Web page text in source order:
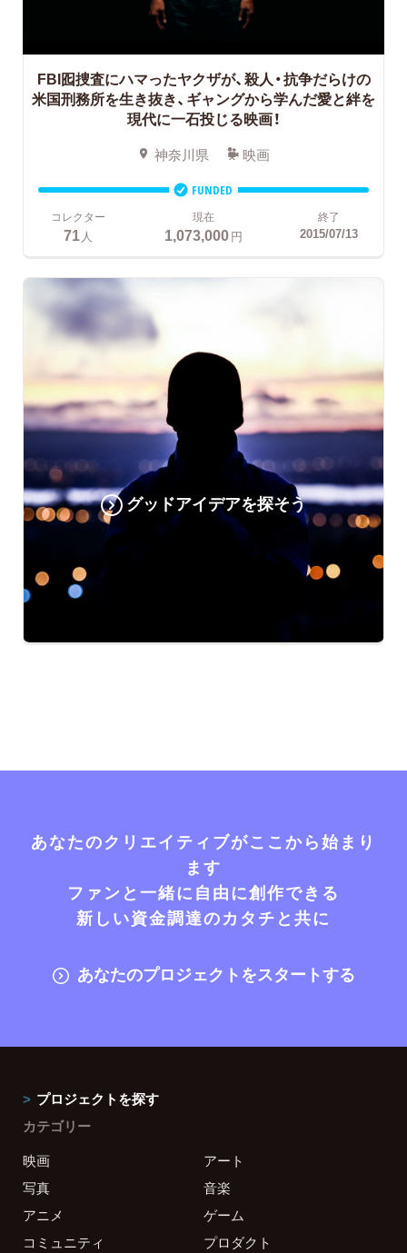
FBI囮捜査にハマったヤクザが、殺人・抗争だらけの
米国刑務所を生き抜き、ギャングから学んだ愛と絆を
現代に一石投じる映画！
神奈川県 映画
FUNDED
コレクター
71人
現在
1,073,000円
終了
2015/07/13
グッドアイデアを探そう
あなたのクリエイティブがここから始まり
ます
ファンと一緒に自由に創作できる
新しい資金調達のカタチと共に
あなたのプロジェクトをスタートする
プロジェクトを探す
カテゴリー
映画
アート
写真
音楽
アニメ
ゲーム
コミュニティ
プロダクト